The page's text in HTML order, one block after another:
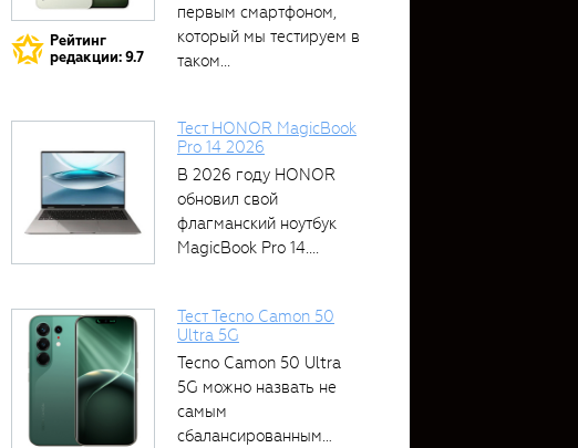
Рейтинг
редакции: 9.7
первым смартфоном,
который мы тестируем в
таком...
Тест HONOR MagicBook
Pro 14 2026
В 2026 году HONOR
обновил свой
флагманский ноутбук
MagicBook Pro 14....
Тест Tecno Camon 50
Ultra 5G
Tecno Camon 50 Ultra
5G можно назвать не
самым
сбалансированным